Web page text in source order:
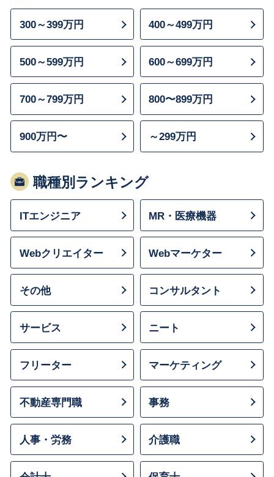
300～399万円 400～499万円
500～599万円 600～699万円
700～799万円 800〜899万円
900万円〜 ～299万円
職種別ランキング
ITエンジニア MR・医療機器
Webクリエイター Webマーケター
その他 コンサルタント
サービス ニート
フリーター マーケティング
不動産専門職 事務
人事・労務 介護職